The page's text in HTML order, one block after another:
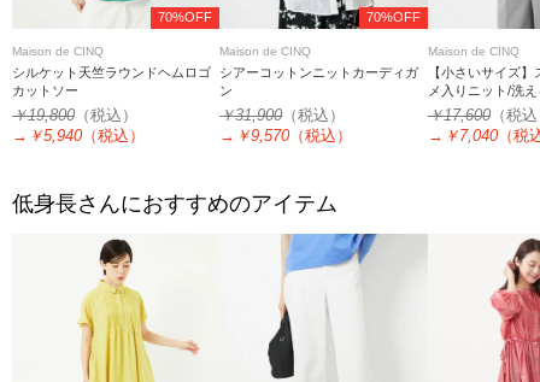
70%OFF
Maison de CINQ
シルケット天竺ラウンドヘムロゴ
カットソー
￥19,800 （税込）
→ ￥5,940 （税込）
70%OFF
Maison de CINQ
シアーコットンニットカーディガ
ン
￥31,900（税込）
→ ￥9,570 （税込）
Maison de CINQ
【小さいサイズ
メ入りニット/洗え
￥17,600（税
→ ￥7,040（税
低身長さんにおすすめのアイテム